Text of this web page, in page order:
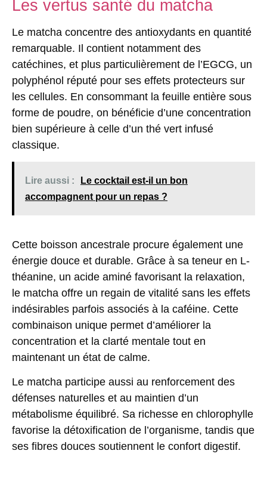
Les vertus santé du matcha
Le matcha concentre des antioxydants en quantité
remarquable. Il contient notamment des
catéchines, et plus particulièrement de l’EGCG, un
polyphénol réputé pour ses effets protecteurs sur
les cellules. En consommant la feuille entière sous
forme de poudre, on bénéficie d’une concentration
bien supérieure à celle d’un thé vert infusé
classique.
Lire aussi :
Le cocktail est-il un bon
accompagnent pour un repas ?
Cette boisson ancestrale procure également une
énergie douce et durable. Grâce à sa teneur en L-
théanine, un acide aminé favorisant la relaxation,
le matcha offre un regain de vitalité sans les effets
indésirables parfois associés à la caféine. Cette
combinaison unique permet d’améliorer la
concentration et la clarté mentale tout en
maintenant un état de calme.
Le matcha participe aussi au renforcement des
défenses naturelles et au maintien d’un
métabolisme équilibré. Sa richesse en chlorophylle
favorise la détoxification de l’organisme, tandis que
ses fibres douces soutiennent le confort digestif.